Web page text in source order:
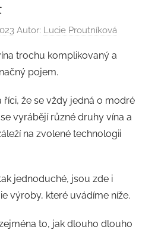
Autor: Lucie Proutníková
trochu komplikovaný a
pojem.
říci, že se vždy jedná o modré
vyrábějí různé druhy vína a
na zvolené technologii
jednoduché, jsou zde i
výroby, které uvádíme níže.
to, jak dlouho dlouho